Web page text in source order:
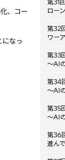
、コー
なっ
第31
ローン
第32
ワー
第33
～AI
第34
～AI
第35
～AI
第36
進ん